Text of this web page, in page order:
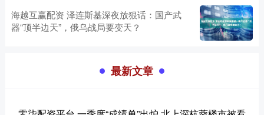
海越互赢配资 泽连斯基深夜放狠话：国产武
器“顶半边天”，俄乌战局要变天？
最新文章